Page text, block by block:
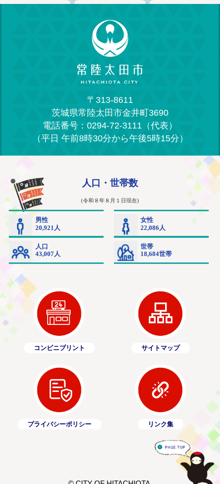
〒313-8611
茨城県常陸太田市金井町3690
電話番号：0294-72-3111（代表）
（平日 午前8時30分から午後5時15分）
コンビニプリント サイトマップ
プライバシーポリシー リンク集